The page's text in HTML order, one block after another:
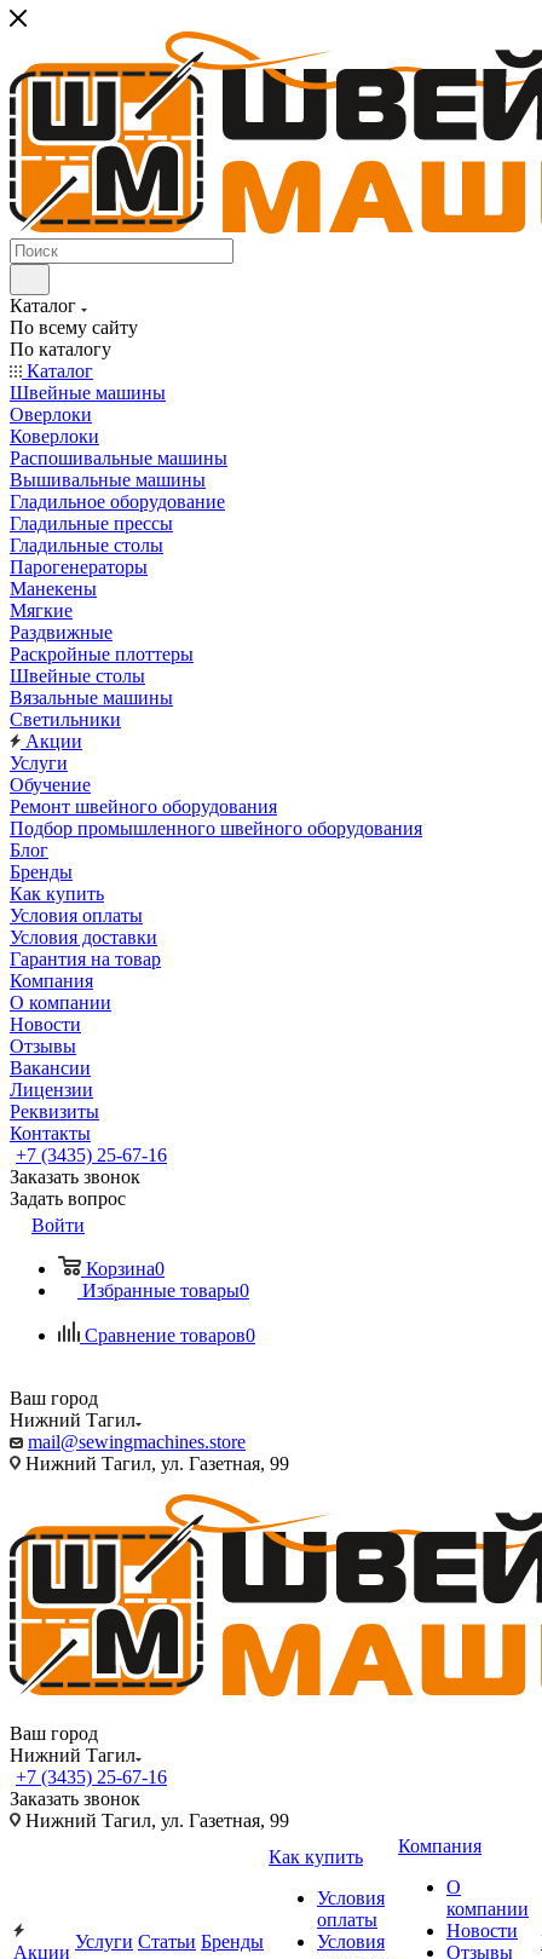
Каталог
По всему сайту
По каталогу
Каталог
Швейные машины
Оверлоки
Коверлоки
Распошивальные машины
Вышивальные машины
Гладильное оборудование
Гладильные прессы
Гладильные столы
Парогенераторы
Манекены
Мягкие
Раздвижные
Раскройные плоттеры
Швейные столы
Вязальные машины
Светильники
Акции
Услуги
Обучение
Ремонт швейного оборудования
Подбор промышленного швейного оборудования
Блог
Бренды
Как купить
Условия оплаты
Условия доставки
Гарантия на товар
Компания
О компании
Новости
Отзывы
Вакансии
Лицензии
Реквизиты
Контакты
+7 (3435) 25-67-16
Заказать звонок
Задать вопрос
Войти
Корзина0
Избранные товары0
Сравнение товаров0
Ваш город
Нижний Тагил
mail@sewingmachines.store
Нижний Тагил, ул. Газетная, 99
Ваш город
Нижний Тагил
+7 (3435) 25-67-16
Заказать звонок
Нижний Тагил, ул. Газетная, 99
Акции
Услуги Статьи Бренды
Как купить
Условия
оплаты
Условия
Компания
О
компании
Новости
Отзывы